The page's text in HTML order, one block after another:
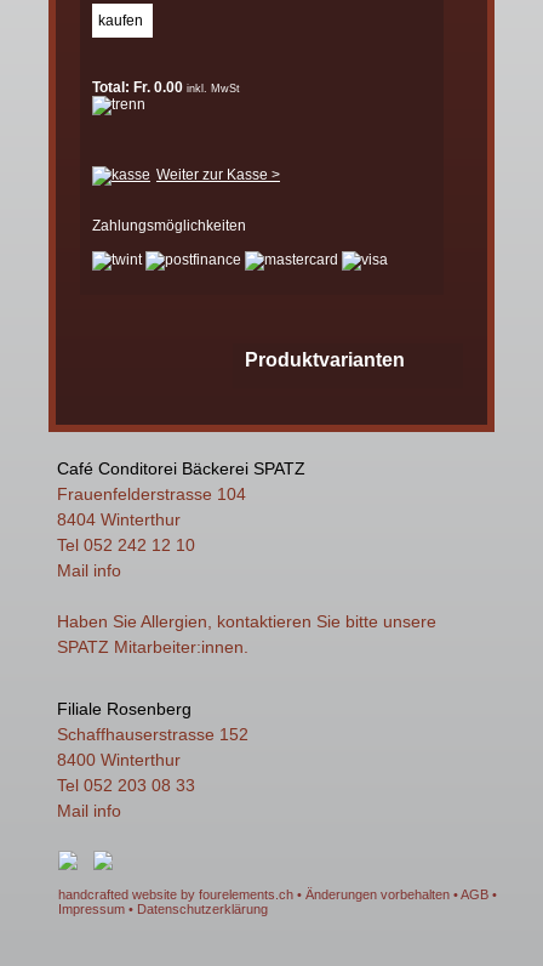
Total: Fr. 0.00 inkl. MwSt
Weiter zur Kasse >
Zahlungsmöglichkeiten
Produktvarianten
Café Conditorei Bäckerei SPATZ
Frauenfelderstrasse 104
8404 Winterthur
Tel 052 242 12 10
Mail info
Haben Sie Allergien, kontaktieren Sie bitte unsere
SPATZ Mitarbeiter:innen.
Filiale Rosenberg
Schaffhauserstrasse 152
8400 Winterthur
Tel 052 203 08 33
Mail info
handcrafted website by fourelements.ch • Änderungen vorbehalten •AGB •
Impressum • Datenschutzerklärung